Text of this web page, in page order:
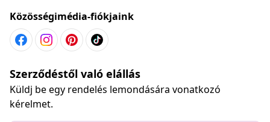
Közösségimédia-fiókjaink
Szerződéstől való elállás
Küldj be egy rendelés lemondására vonatkozó
kérelmet.